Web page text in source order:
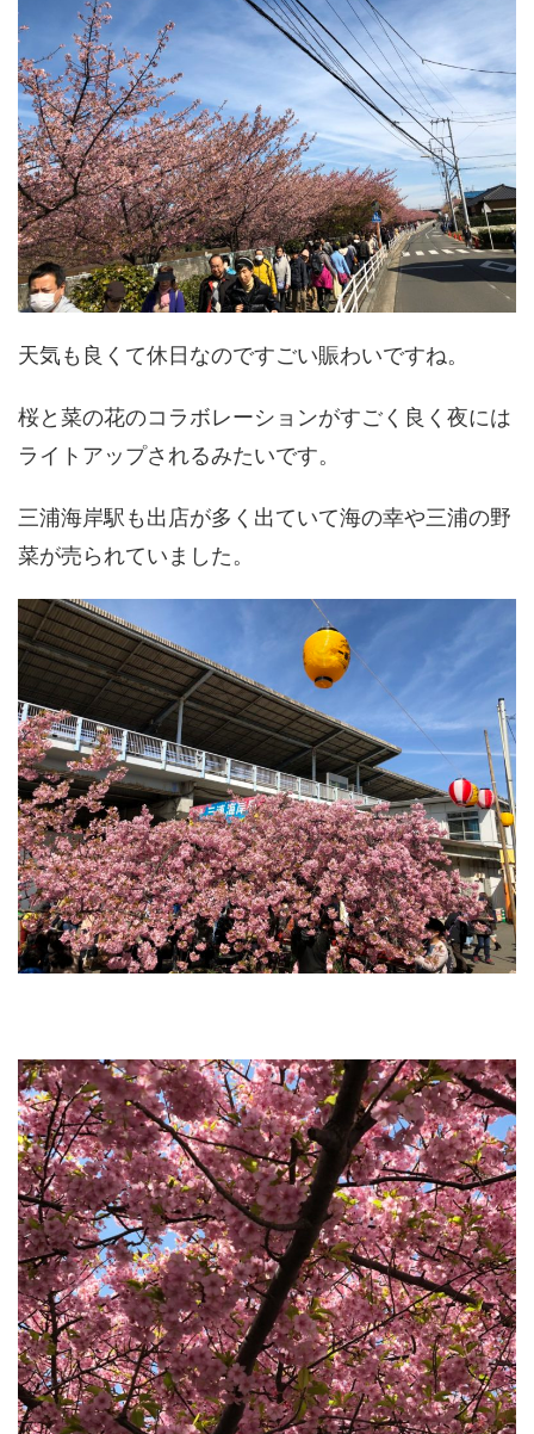
天気も良くて休日なのですごい賑わいですね。
桜と菜の花のコラボレーションがすごく良く夜には
ライトアップされるみたいです。
三浦海岸駅も出店が多く出ていて海の幸や三浦の野
菜が売られていました。